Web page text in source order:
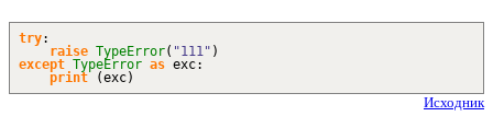
try:
raise TypeError( "111" )
except TypeError as exc:
print
(exc)
Исходник